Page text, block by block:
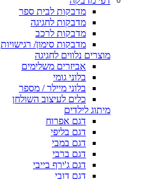
מדבקות לבית ספר
מדבקות לחגיגה
מדבקות לרכב
מדבקות סימון/ רגישויות
מוצרים נלווים לחגיגה
אביזרים משלימים
בלוני גומי
בלוני מיילר / מספר
כלים לעיצוב השולחן
מיתוג לילדים
דגם אפרוח
דגם בליפי
דגם במבי
דגם ברבי
דגם ג'ירף בייבי
דגם דובי